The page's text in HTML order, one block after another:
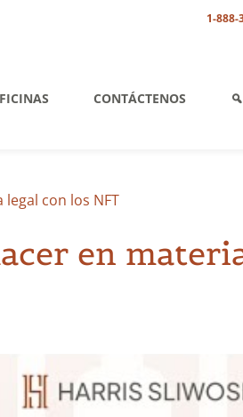
1-888-
CONTÁCTENOS
con los NFT
en